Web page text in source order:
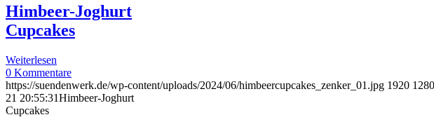
Himbeer-Joghurt
Cupcakes
Weiterlesen
0 Kommentare
https://suendenwerk.de/wp-content/uploads/2024/06/himbeercupcakes_zenker_01.jpg 1920 1280
21 20:55:31Himbeer-Joghurt
Cupcakes